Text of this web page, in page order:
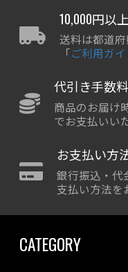
10,000円以
送料は都道
「ご利用ガイ
代引き手数
商品のお届け
でお支払いい
お支払い方
銀行振込・代
支払い方法を
CATEGORY